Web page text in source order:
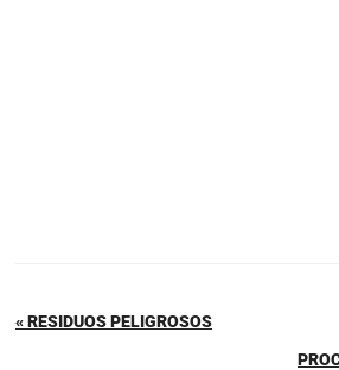
« RESIDUOS PELIGROSOS